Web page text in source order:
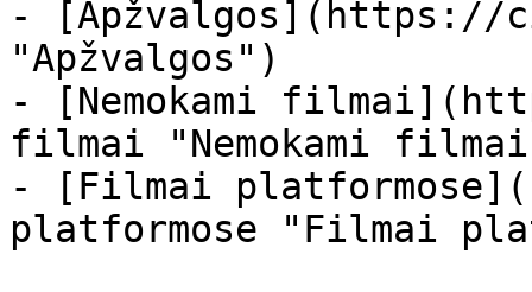
- [Apžvalgos](https://
"Apžvalgos")
- [Nemokami
filmai "Nemokami
- [Filmai
platformose "Filmai